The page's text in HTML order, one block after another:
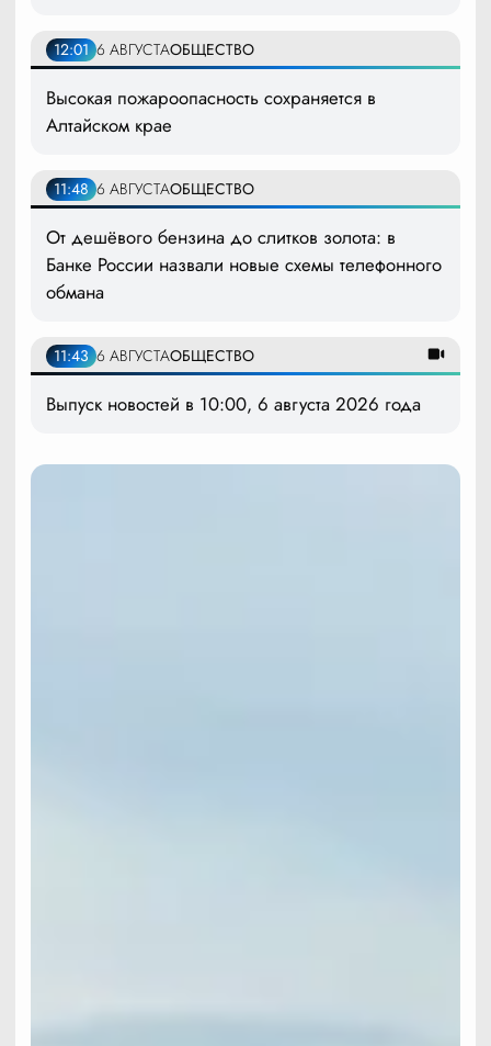
12:01 6 АВГУСТАОБЩЕСТВО
Высокая пожароопасность сохраняется в
Алтайском крае
11:48 6 АВГУСТАОБЩЕСТВО
От дешёвого бензина до слитков золота: в
Банке России назвали новые схемы телефонного
обмана
11:43 6 АВГУСТАОБЩЕСТВО
Выпуск новостей в 10:00, 6 августа 2026 года